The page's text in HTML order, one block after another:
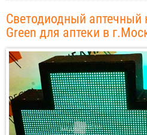
Светодиодный аптечный
Green для аптеки в